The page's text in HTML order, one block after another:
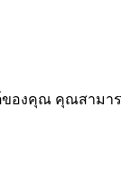
องคุณ คุณสามา